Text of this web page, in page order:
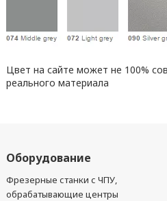
Цвет на сайте может не 100%
реального материала
Оборудование
Фрезерные станки с ЧПУ,
обрабатывающие центры